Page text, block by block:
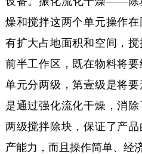
燥和搅拌这两个单元操作
有扩大占地面积和空间，
前半工作区，既在物料将
单元分两级，第壹级是将
是通过强化流化干燥，消
两级搅拌除块，保证了产
产能力，而且操作简单、经济